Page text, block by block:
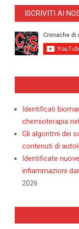
03-
ISCRIVITI AI
Identificati
chemioterapia
Gli algoritmi dei
contenuti di
Identificate
infiammazioni
2026